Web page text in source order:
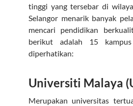
tinggi yang tersebar di
Selangor menarik banyak
mencari pendidikan
berikut adalah 15
diperhatikan:
Universiti Malaya
Merupakan universitas